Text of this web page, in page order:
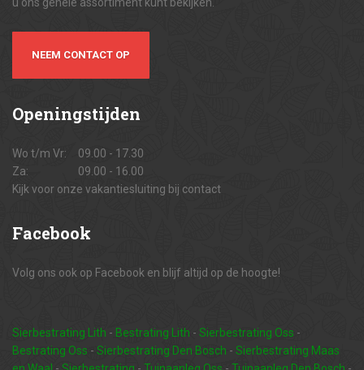
NEEM CONTACT OP
Openingstijden
Wo t/m Vr:
09.00 - 17.30
Za:
09.00 - 16.00
Kijk voor onze vakantiesluiting bij contact
Facebook
Volg ons ook op Facebook en blijf altijd op de hoogte!
Sierbestrating Lith - Bestrating Lith - Sierbestrating Oss -
Bestrating Oss - Sierbestrating Den Bosch - Sierbestrating Maas